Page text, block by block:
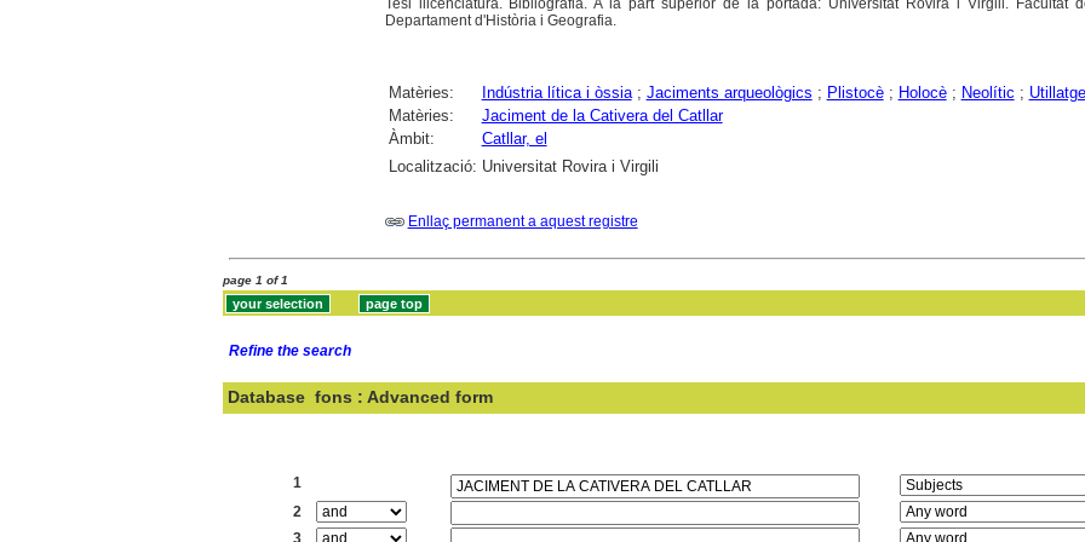
Tesi llicenciatura. Bibliografia. A la part superior de la portada: Universitat Rovira i Virgili. Facultat
Departament d'Història i Geografia.
Matèries: Indústria lítica i òssia; Jaciments arqueològics ; Plistocè; Holocè; Neolític ; Utillatge
Matèries:
Jaciment de la Cativera del Catllar
Àmbit:
Catllar, el
Localització: Universitat Rovira i Virgili
Enllaç permanent a aquest registre
page 1 of 1
Refine the search
Database fons : Advanced form
1
2